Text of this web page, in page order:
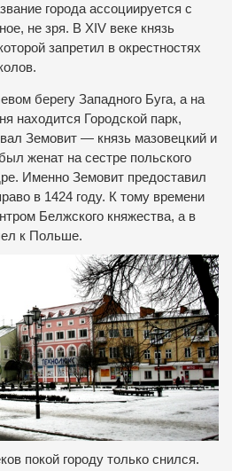
города ассоциируется с
не зря. В XIV веке князь
запретил в окрестностях
берегу Западного Буга, а на
находится Городской парк,
Земовит — князь мазовецкий и
женат на сестре польского
Именно Земовит предоставил
в 1424 году. К тому времени
Белжского княжества, а в
к Польше.
покой городу только снился.